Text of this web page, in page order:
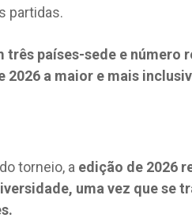
partidas.
países-sede e número
2026 a maior e mais
torneio, a edição de 2026
uma vez que se